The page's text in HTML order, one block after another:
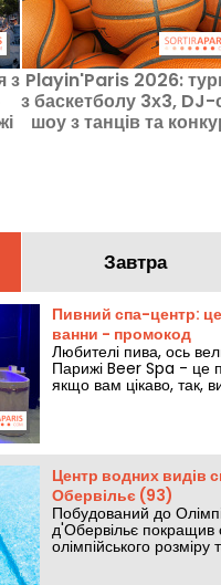
з Playin'Paris 2026:
з баскетболу 3х3, DJ-
шоу з танців та
Завтра
Пивний спа-центр:
ванни - промокод
Любителі пива, ось
Парижі Beer Spa - це
якщо вам цікаво, так,
Центр водних видів
Обервільє (93)
Побудований до
д'Обервільє покращив
олімпійського розміру